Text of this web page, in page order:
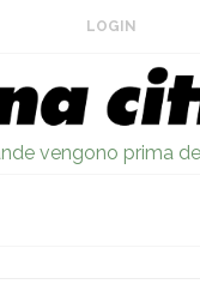
LOGIN
vengono prima